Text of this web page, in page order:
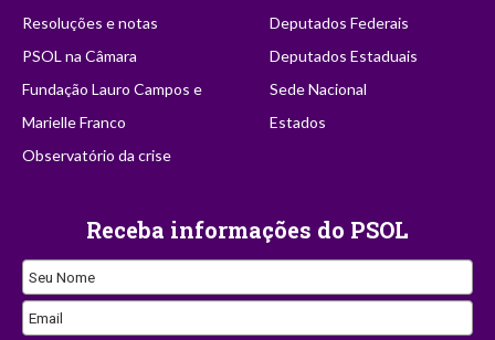
Resoluções e notas
PSOL na Câmara
Fundação Lauro Campos e
Marielle Franco
Observatório da crise
Deputados Federais
Deputados Estaduais
Sede Nacional
Estados
Receba informações do PSOL
Seu Nome
Email